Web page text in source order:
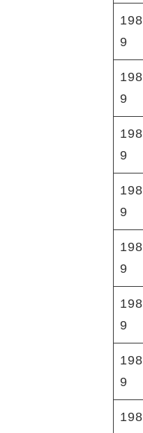
198
9
198
9
198
9
198
9
198
9
198
9
198
9
198